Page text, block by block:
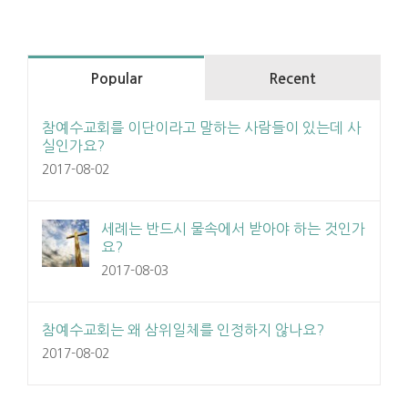
Popular Recent
참예수교회를 이단이라고 말하는 사람들이 있는데 사
실인가요?
2017-08-02
세례는 반드시 물속에서 받아야 하는 것인가
요?
2017-08-03
참예수교회는 왜 삼위일체를 인정하지 않나요?
2017-08-02